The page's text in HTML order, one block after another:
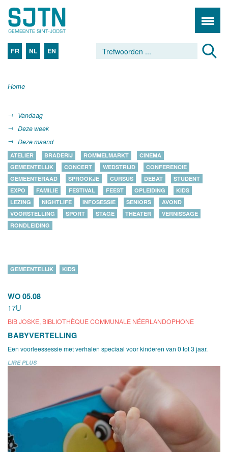
FR NL EN
Home
Vandaag
Deze week
Deze maand
ATELIER BRADERIJ ROMMELMARKT
CINEMA
GEMEENTELIJK
CONCERT WEDSTRIJD
CONFERENCIE
GEMEENTERAAD
SPROOKJE CURSUS DEBAT
STUDENT
EXPO
FAMILIE FESTIVAL FEEST OPLEIDING
KIDS
LEZING
NIGHTLIFE INFOSESSIE SENIORS
AVOND
VOORSTELLING
SPORT STAGE THEATER
VERNISSAGE
RONDLEIDING
WO 05.08
17U
BIB JOSKE, BIBLIOTHÈQUE COMMUNALE NÉERLANDOPHONE
GEMEENTELIJK KIDS
BABYVERTELLING
Een voorleessessie met verhalen speciaal voor kinderen van 0 tot 3 jaar.
LIRE PLUS